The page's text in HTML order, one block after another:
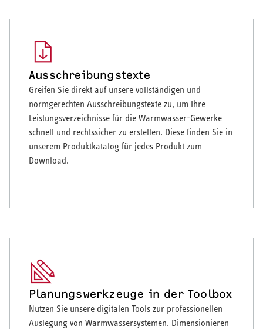
Ausschreibungstexte
Greifen Sie direkt auf unsere vollständigen und
normgerechten Ausschreibungstexte zu, um Ihre
Leistungsverzeichnisse für die Warmwasser-Gewerke
schnell und rechtssicher zu erstellen. Diese finden Sie in
unserem Produktkatalog für jedes Produkt zum
Download.
Planungswerkzeuge in der Toolbox
Nutzen Sie unsere digitalen Tools zur professionellen
Auslegung von Warmwassersystemen. Dimensionieren